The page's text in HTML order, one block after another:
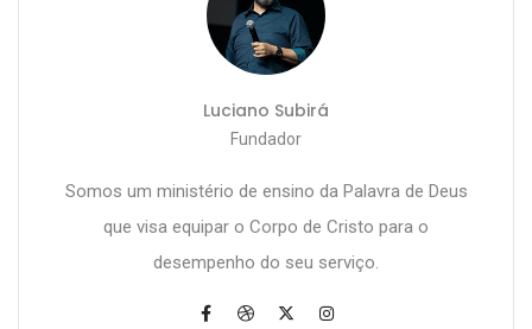
Luciano Subirá
Fundador
Somos um ministério de ensino da Palavra de Deus
que visa equipar o Corpo de Cristo para o
desempenho do seu serviço.